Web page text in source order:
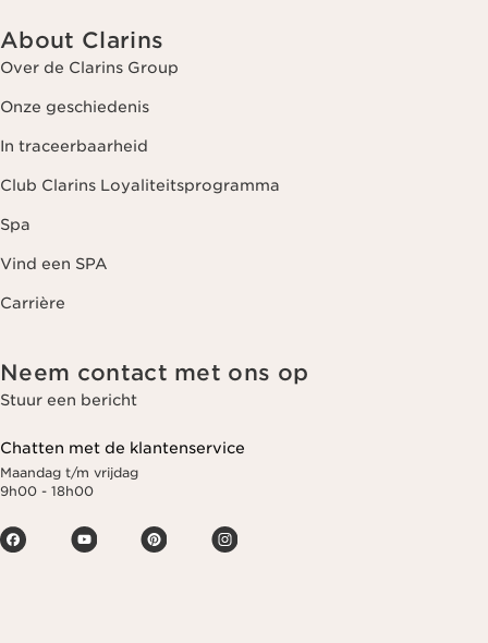
About Clarins
Over de Clarins Group
Onze geschiedenis
In traceerbaarheid
Club Clarins Loyaliteitsprogramma
Spa
Vind een SPA
Carrière
Neem contact met ons op
Stuur een bericht
Chatten met de klantenservice
Maandag t/m vrijdag
9h00 - 18h00